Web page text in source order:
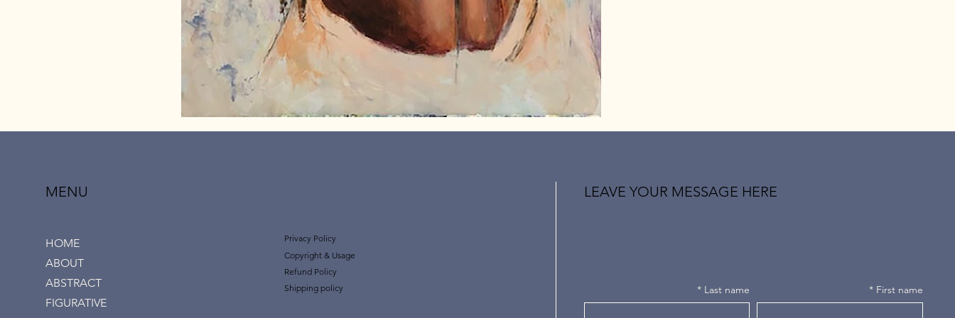
MENU
HOME
ABOUT
ABSTRACT
FIGURATIVE
Privacy Policy
Copyright & Usage
Refund Policy
Shipping policy
LEAVE YOUR MESSAGE HERE
First name
*
Last name
*